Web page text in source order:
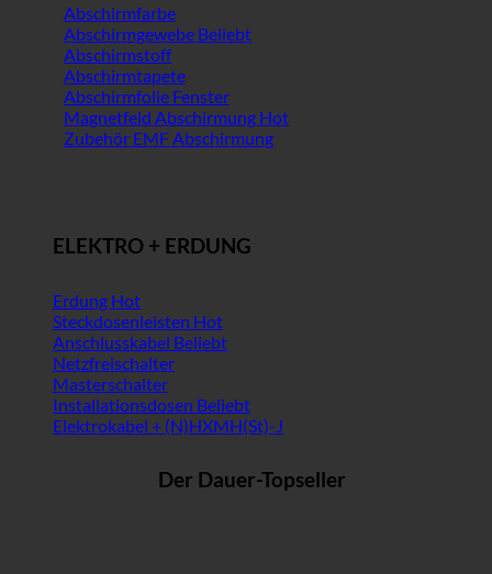
Abschirmfarbe
Abschirmgewebe
Abschirmstoff
Abschirmtapete
Abschirmfolie Fenster
Magnetfeld Abschirmung
Zubehör EMF Abschirmung
ELEKTRO + ERDUNG
Erdung
Steckdosenleisten
Anschlusskabel
Netzfreischalter
Masterschalter
Installationsdosen
Elektrokabel + (N)HXMH(St)-J
Der Dauer-Topseller